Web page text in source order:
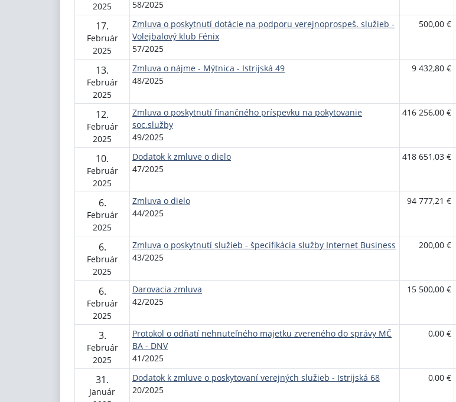
2025
58/2025
17.
Február
2025
Zmluva o poskytnutí dotácie na podporu verejnoprospeš. služieb -
Volejbalový klub Fénix
57/2025
500,00 €
13.
Február
2025
Zmluva o nájme - Mýtnica - Istrijská 49
48/2025
9 432,80 €
12.
Február
2025
Zmluva o poskytnutí finančného príspevku na pokytovanie
soc.služby
49/2025
416 256,00 €
10.
Február
2025
Dodatok k zmluve o dielo
47/2025
418 651,03 €
6.
Február
2025
Zmluva o dielo
44/2025
94 777,21 €
6.
Február
2025
Zmluva o poskytnutí služieb - špecifikácia služby Internet Business
43/2025
200,00 €
6.
Február
2025
Darovacia zmluva
42/2025
15 500,00 €
3.
Február
2025
Protokol o odňatí nehnuteľného majetku zvereného do správy MČ
BA - DNV
41/2025
0,00 €
31.
Január
Dodatok k zmluve o poskytovaní verejných služieb - Istrijská 68
20/2025
0,00 €